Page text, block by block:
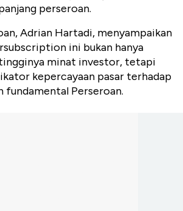
perseroan.
Adrian Hartadi, menyampaikan
ini bukan hanya
minat investor, tetapi
kepercayaan pasar terhadap
fundamental Perseroan.